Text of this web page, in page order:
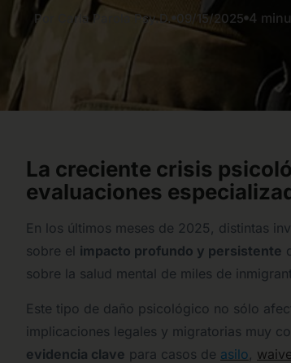
Por Carla Parola Psy.D. 09/15/2025 4
La creciente crisis
evaluaciones
En los últimos meses de 2025, distintas
sobre el impacto profundo y persistente
sobre la salud mental de miles de
Este tipo de daño psicológico no sólo
implicaciones legales y migratorias muy
evidencia clave para casos de asilo